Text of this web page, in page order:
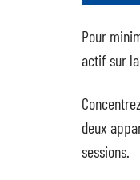
Pour
actif sur
deux
sessions.